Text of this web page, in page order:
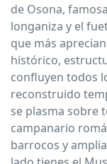
de Osona,
longaniza y el
que más
histórico,
confluyen todos
reconstruido
se plasma sobre
campanario
barrocos y